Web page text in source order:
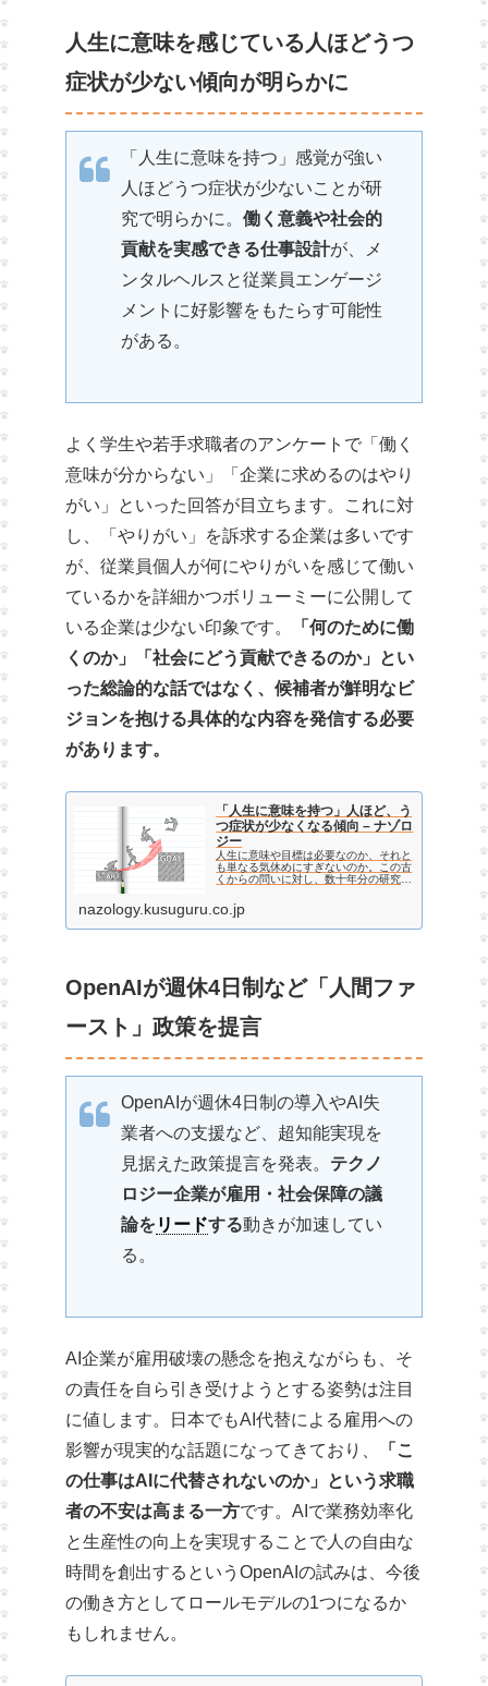
人生に意味を感じている人ほどうつ
症状が少ない傾向が明らかに
「人生に意味を持つ」感覚が強い
人ほどうつ症状が少ないことが研
究で明らかに。 働く意義や社会的
貢献を実感できる仕事設計が、メ
ンタルヘルスと従業員エンゲージ
メントに好影響をもたらす可能性
がある。
よく学生や若手求職者のアンケートで「働く
意味が分からない」「企業に求めるのはやり
がい」といった回答が目立ちます。これに対
し、「やりがい」を訴求する企業は多いです
が、従業員個人が何にやりがいを感じて働い
ているかを詳細かつボリューミーに公開して
いる企業は少ない印象です。
「何のために働
くのか」「社会にどう貢献できるのか」とい
った総論的な話ではなく、候補者が鮮明なビ
ジョンを抱ける具体的な内容を発信する必要
があります。
「人生に意味を持つ」人ほど、う
つ症状が少なくなる傾向 – ナゾロ
ジー
人生に意味や目標は必要なのか、それと
も単なる気休めにすぎないのか。この古
くからの問いに対し、数十年分の研究デ
明確な傾向を示しました。それは「人生
に意味を感じている人ほど、うつ症状が
少ない」というものです。…
nazology.kusuguru.co.jp
OpenAIが週休4日制など「人間ファ
ースト」政策を提言
OpenAIが週休4日制の導入やAI失
業者への支援など、超知能実現を
見据えた政策提言を発表。 テクノ
ロジー企業が雇用・社会保障の議
論を リードする動きが加速してい
る。
AI企業が雇用破壊の懸念を抱えながらも、そ
の責任を自ら引き受けようとする姿勢は注目
に値します。日本でもAI代替による雇用への
影響が現実的な話題になってきており、
「こ
の仕事はAIに代替されないのか」という求職
者の不安は高まる一方です。AIで業務効率化
と生産性の向上を実現することで人の自由な
時間を創出するというOpenAIの試みは、今後
の働き方としてロールモデルの1つになるか
もしれません。